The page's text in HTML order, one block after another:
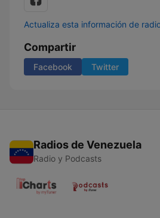
Actualiza esta información de
Compartir
Facebook Twitter
Radios de Venezuela
Radio y Podcasts